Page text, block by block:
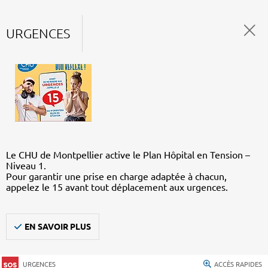
URGENCES
Le CHU de Montpellier active le Plan Hôpital en Tension –
Niveau 1.
Pour garantir une prise en charge adaptée à chacun,
appelez le 15 avant tout déplacement aux urgences.
EN SAVOIR PLUS
URGENCES ACCÈS RAPIDES